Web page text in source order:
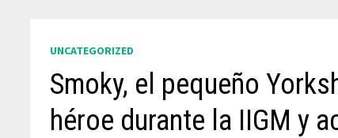
UNCATEGORIZED
Smoky, el pequeño
héroe durante la IIGM y